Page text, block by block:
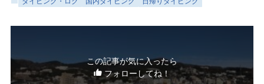
この記事が気に入ったら
フォローしてね！